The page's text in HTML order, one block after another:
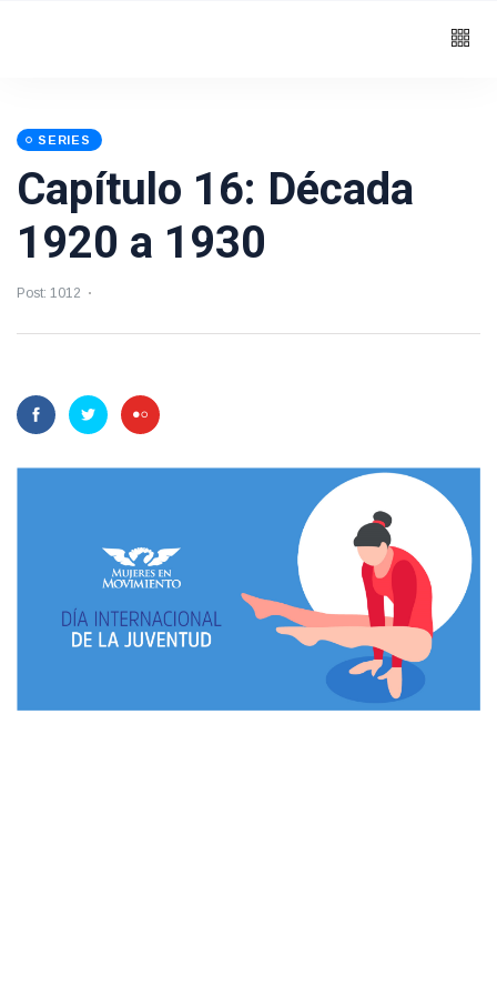
SERIES
Capítulo 16: Década
1920 a 1930
Post: 1012